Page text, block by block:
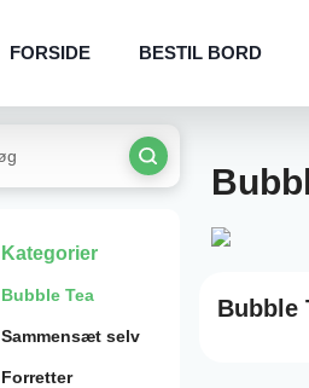
FORSIDE BESTIL BORD
Kategorier
Bubble Tea
Sammensæt selv
Forretter
Bubble